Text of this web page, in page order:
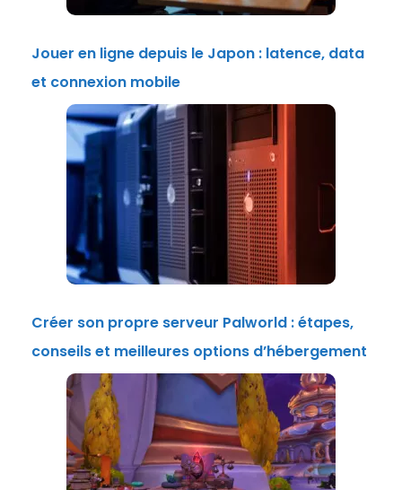
Jouer en ligne depuis le Japon : latence, data
et connexion mobile
Créer son propre serveur Palworld : étapes,
conseils et meilleures options d’hébergement